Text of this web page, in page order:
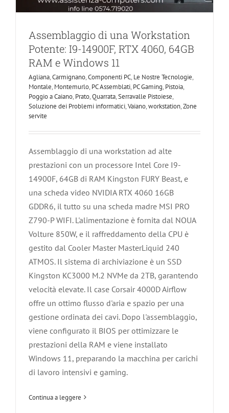
Assemblaggio di una Workstation
Potente: I9-14900F, RTX 4060, 64GB
RAM e Windows 11
Agliana,Carmignano,Componenti PC, Le Nostre Tecnologie,
Montale, Montemurlo, PC Assemblati, PC Gaming, Pistoia,
Poggio a Caiano, Prato,Quarrata,Serravalle Pistoiese,
Soluzione dei Problemi informatici,Vaiano,workstation,Zone
servite
Assemblaggio di una workstation ad alte
prestazioni con un processore Intel Core I9-
14900F, 64GB di RAM Kingston FURY Beast, e
una scheda video NVIDIA RTX 4060 16GB
GDDR6, il tutto su una scheda madre MSI PRO
Z790-P WIFI. L'alimentazione è fornita dal NOUA
Volture 850W, e il raffreddamento della CPU è
gestito dal Cooler Master MasterLiquid 240
ATMOS. Il sistema di archiviazione è un SSD
Kingston KC3000 M.2 NVMe da 2TB, garantendo
velocità elevate. Il case Corsair 4000D Airflow
offre un ottimo flusso d'aria e spazio per una
gestione ordinata dei cavi. Dopo l'assemblaggio,
viene configurato il BIOS per ottimizzare le
prestazioni della RAM e viene installato
Windows 11, preparando la macchina per carichi
di lavoro intensivi e gaming.
Continua a leggere
Assemblaggio di un PC I5 con
Windows 11 Pro
Montale Montemurlo